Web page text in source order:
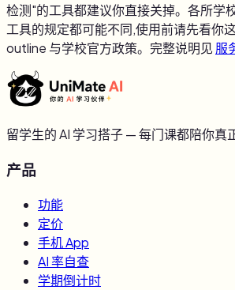
检测"的工具都建议你直接关掉。各所学
工具的规定都可能不同,使用前请先看你
outline 与学校官方政策。完整说明见 服
留学生的 AI 学习搭子 — 每门课都陪你真
产品
功能
定价
手机 App
AI 率自查
学期倒计时